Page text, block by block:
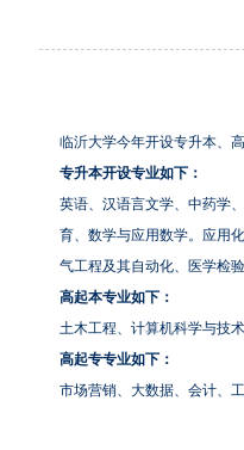
临沂大学今年开设专升本、
专升本开设专业如下：
英语、汉语言文学、中药学
育、数学与应用数学。应用
气工程及其自动化、医学检
高起本专业如下：
土木工程、计算机科学与技
高起专专业如下：
市场营销、大数据、会计、